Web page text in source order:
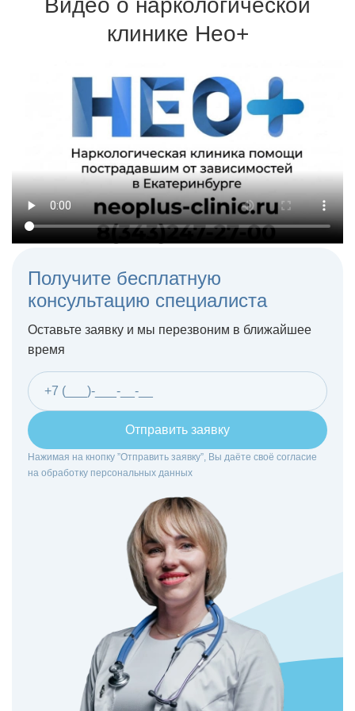
препараты и одобренные Минздравом методики
Терапия может проходить на дому или в стационаре
клинике Нео+
Получите бесплатную
консультацию специалиста
Оставьте заявку и мы перезвоним в ближайшее
время
Отправить заявку
Нажимая на кнопку ”Отправить заявку”, Вы даёте своё согласие
на обработку персональных данных